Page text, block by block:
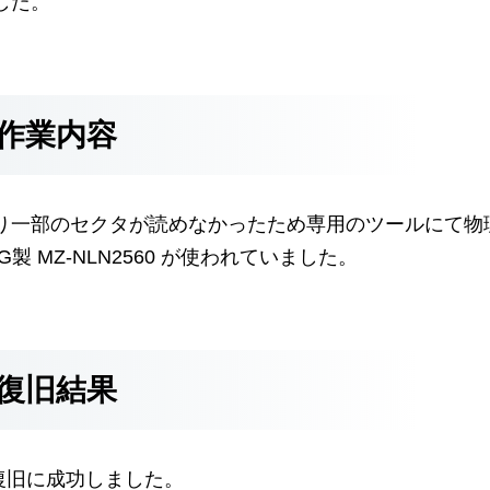
業内容
部のセクタが読めなかったため専用のツールにて物
MZ-NLN2560 が使われていました。
旧結果
に成功しました。